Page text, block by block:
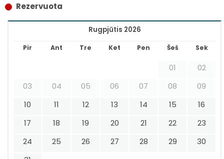
Rezervuota
Rugpjūtis 2026
Pir Ant Tre Ket Pen Šeš Sek
01
02
03
04 05 06 07 08
09
10
11 12 13 14 15
16
17
18 19 20 21 22
23
24
25 26 27 28 29
30